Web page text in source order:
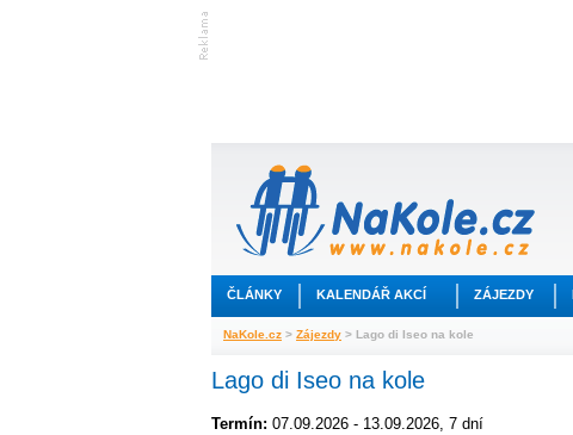
ČLÁNKY KALENDÁŘ AKCÍ ZÁJEZDY
NaKole.cz > Zájezdy > Lago di Iseo na kole
Lago di Iseo na kole
Termín: 07.09.2026 - 13.09.2026, 7 dní